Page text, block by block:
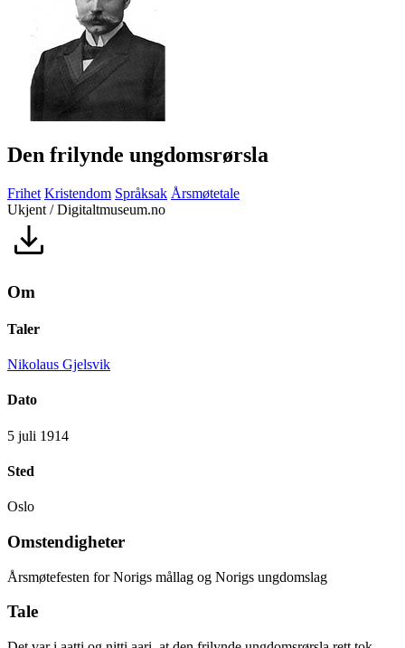
Den frilynde ungdomsrørsla
Frihet Kristendom Språksak Årsmøtetale
Ukjent / Digitaltmuseum.no
Om
Taler
Nikolaus Gjelsvik
Dato
5 juli 1914
Sted
Oslo
Omstendigheter
Årsmøtefesten for Norigs mållag og Norigs ungdomslag
Tale